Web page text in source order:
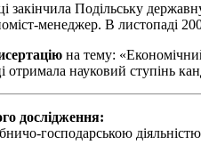
Подільську
менеджер. В листопаді
на тему:
науковий ступінь
дослідження:
господарською